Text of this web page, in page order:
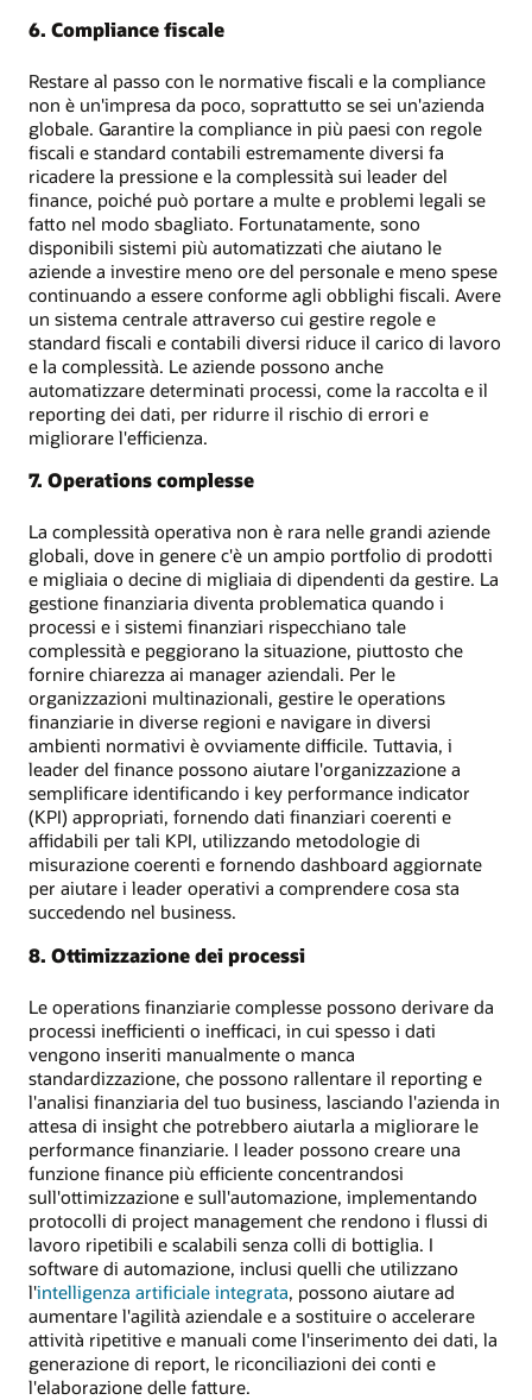
6. Compliance fiscale
Restare al passo con le normative fiscali e la compliance
non è un'impresa da poco, soprattutto se sei un'azienda
globale. Garantire la compliance in più paesi con regole
fiscali e standard contabili estremamente diversi fa
ricadere la pressione e la complessità sui leader del
finance, poiché può portare a multe e problemi legali se
fatto nel modo sbagliato. Fortunatamente, sono
disponibili sistemi più automatizzati che aiutano le
aziende a investire meno ore del personale e meno spese
continuando a essere conforme agli obblighi fiscali. Avere
un sistema centrale attraverso cui gestire regole e
standard fiscali e contabili diversi riduce il carico di lavoro
e la complessità. Le aziende possono anche
automatizzare determinati processi, come la raccolta e il
reporting dei dati, per ridurre il rischio di errori e
migliorare l'efficienza.
7. Operations complesse
La complessità operativa non è rara nelle grandi aziende
globali, dove in genere c'è un ampio portfolio di prodotti
e migliaia o decine di migliaia di dipendenti da gestire. La
gestione finanziaria diventa problematica quando i
processi e i sistemi finanziari rispecchiano tale
complessità e peggiorano la situazione, piuttosto che
fornire chiarezza ai manager aziendali. Per le
organizzazioni multinazionali, gestire le operations
finanziarie in diverse regioni e navigare in diversi
ambienti normativi è ovviamente difficile. Tuttavia, i
leader del finance possono aiutare l'organizzazione a
semplificare identificando i key performance indicator
(KPI) appropriati, fornendo dati finanziari coerenti e
affidabili per tali KPI, utilizzando metodologie di
misurazione coerenti e fornendo dashboard aggiornate
per aiutare i leader operativi a comprendere cosa sta
succedendo nel business.
8. Ottimizzazione dei processi
Le operations finanziarie complesse possono derivare da
processi inefficienti o inefficaci, in cui spesso i dati
vengono inseriti manualmente o manca
standardizzazione, che possono rallentare il reporting e
l'analisi finanziaria del tuo business, lasciando l'azienda in
attesa di insight che potrebbero aiutarla a migliorare le
performance finanziarie. I leader possono creare una
funzione finance più efficiente concentrandosi
sull'ottimizzazione e sull'automazione, implementando
protocolli di project management che rendono i flussi di
lavoro ripetibili e scalabili senza colli di bottiglia. I
software di automazione, inclusi quelli che utilizzano
l'intelligenza artificiale integrata, possono aiutare ad
aumentare l'agilità aziendale e a sostituire o accelerare
attività ripetitive e manuali come l'inserimento dei dati, la
generazione di report, le riconciliazioni dei conti e
l'elaborazione delle fatture.